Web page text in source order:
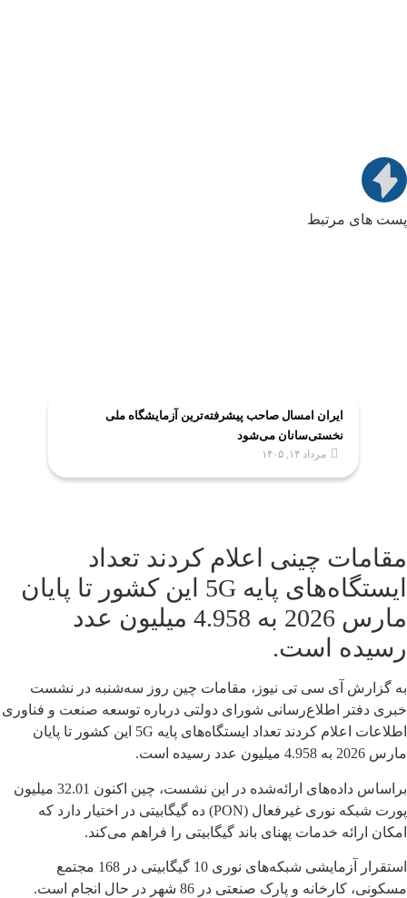
پست های مرتبط
ایران امسال صاحب پیشرفته‌ترین آزمایشگاه ملی
نخستی‌سانان می‌شود
مرداد ۱۴, ۱۴۰۵
مقامات چینی اعلام کردند تعداد
ایستگاه‌های پایه 5G این کشور تا پایان
مارس 2026 به 4.958 میلیون عدد
رسیده است.
به گزارش آی سی تی نیوز، مقامات چین روز سه‌شنبه در نشست
خبری دفتر اطلاع‌رسانی شورای دولتی درباره توسعه صنعت و فناوری
اطلاعات اعلام کردند تعداد ایستگاه‌های پایه 5G این کشور تا پایان
مارس 2026 به 4.958 میلیون عدد رسیده است.
براساس داده‌های ارائه‌شده در این نشست، چین اکنون 32.01 میلیون
پورت شبکه نوری غیرفعال (PON) ده گیگابیتی در اختیار دارد که
امکان ارائه خدمات پهنای باند گیگابیتی را فراهم می‌کند.
استقرار آزمایشی شبکه‌های نوری 10 گیگابیتی در 168 مجتمع
مسکونی، کارخانه و پارک صنعتی در 86 شهر در حال انجام است.